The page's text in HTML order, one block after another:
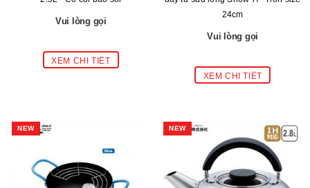
Vui lòng gọi
24cm
Vui lòng gọi
NEW NEW